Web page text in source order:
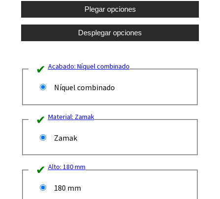
Acabado: Níquel combinado
Níquel combinado
Material: Zamak
Zamak
Alto: 180 mm
180 mm